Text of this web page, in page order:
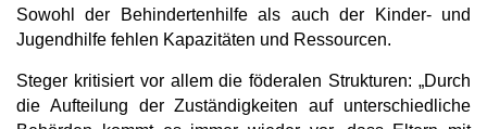
Sowohl der Behindertenhilfe als auch der Kinder- und
Jugendhilfe fehlen Kapazitäten und Ressourcen.
Steger kritisiert vor allem die föderalen Strukturen: „Durch
die Aufteilung der Zuständigkeiten auf unterschiedliche